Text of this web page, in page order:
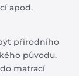
apod.
přírodního
původu.
matrací